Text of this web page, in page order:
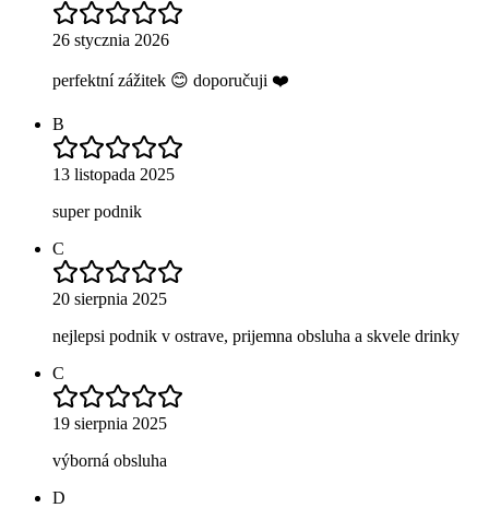
26 stycznia 2026
perfektní zážitek 😊 doporučuji ❤️
B
13 listopada 2025
super podnik
C
20 sierpnia 2025
nejlepsi podnik v ostrave, prijemna obsluha a skvele drinky
C
19 sierpnia 2025
výborná obsluha
D